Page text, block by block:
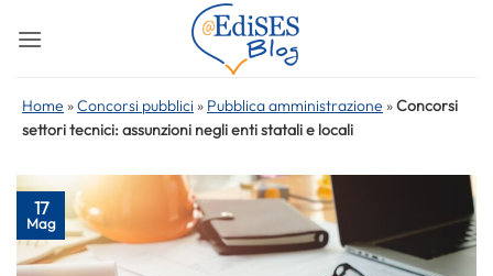
Home »Concorsi pubblici » Pubblica amministrazione »Concorsi
settori tecnici: assunzioni negli enti statali e locali
17
Mag